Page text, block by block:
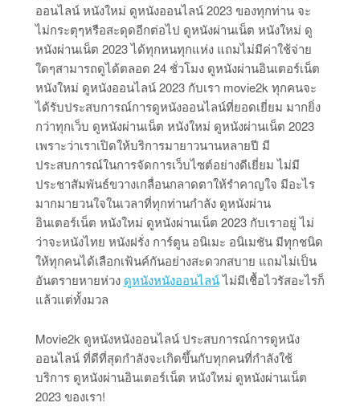
ออนไลน์ หนังใหม่ ดูหนังออนไลน์ 2023 ของทุกท่าน จะ
ไม่กระตุๆหรือสะดุดอีกต่อไป ดูหนังผ่านเน็ต หนังใหม่ ดู
หนังผ่านเน็ต 2023 ได้ทุกหนทุกแห่ง แถมไม่มีค่าใช้จ่าย
ใดๆสามารถดูได้ตลอด 24 ชั่วโมง ดูหนังผ่านอินเตอร์เน็ต
หนังใหม่ ดูหนังออนไลน์ 2023 กับเรา movie2k ทุกคนจะ
ได้รับประสบการณ์การดูหนังออนไลน์ที่ยอดเยี่ยม มากยิ่ง
กว่าทุกเว็บ ดูหนังผ่านเน็ต หนังใหม่ ดูหนังผ่านเน็ต 2023
เพราะว่าเราเปิดให้บริการมายาวนานหลายปี มี
ประสบการณ์ในการจัดการเว็บไซต์อย่างดีเยี่ยม ไม่มี
ประชาสัมพันธ์ขวางเกลื่อนกลาดตาให้รำคาญใจ มีอะไร
มากมายวนใจในเวลาที่ทุกท่านกำลัง ดูหนังผ่าน
อินเตอร์เน็ต หนังใหม่ ดูหนังผ่านเน็ต 2023 กับเราอยู่ ไม่
ว่าจะหนังไทย หนังฝรั่ง การ์ตูน อนิเมะ อนิเมชัน มีทุกชนิด
ให้ทุกคนได้เลือกเฟ้นค์กันอย่างสะดวกสบาย แถมไม่เป็น
อันตรายหายห่วง ดูหนังหนังออนไลน์ไม่มีเชื้อไวรัสอะไรก็
แล้วแต่ทั้งมวล
Movie2k ดูหนังหนังออนไลน์ ประสบการณ์การดูหนัง
ออนไลน์ ที่ดีที่สุดกำลังจะเกิดขึ้นกับทุกคนที่กำลังใช้
บริการ ดูหนังผ่านอินเตอร์เน็ต หนังใหม่ ดูหนังผ่านเน็ต
2023 ของเรา!